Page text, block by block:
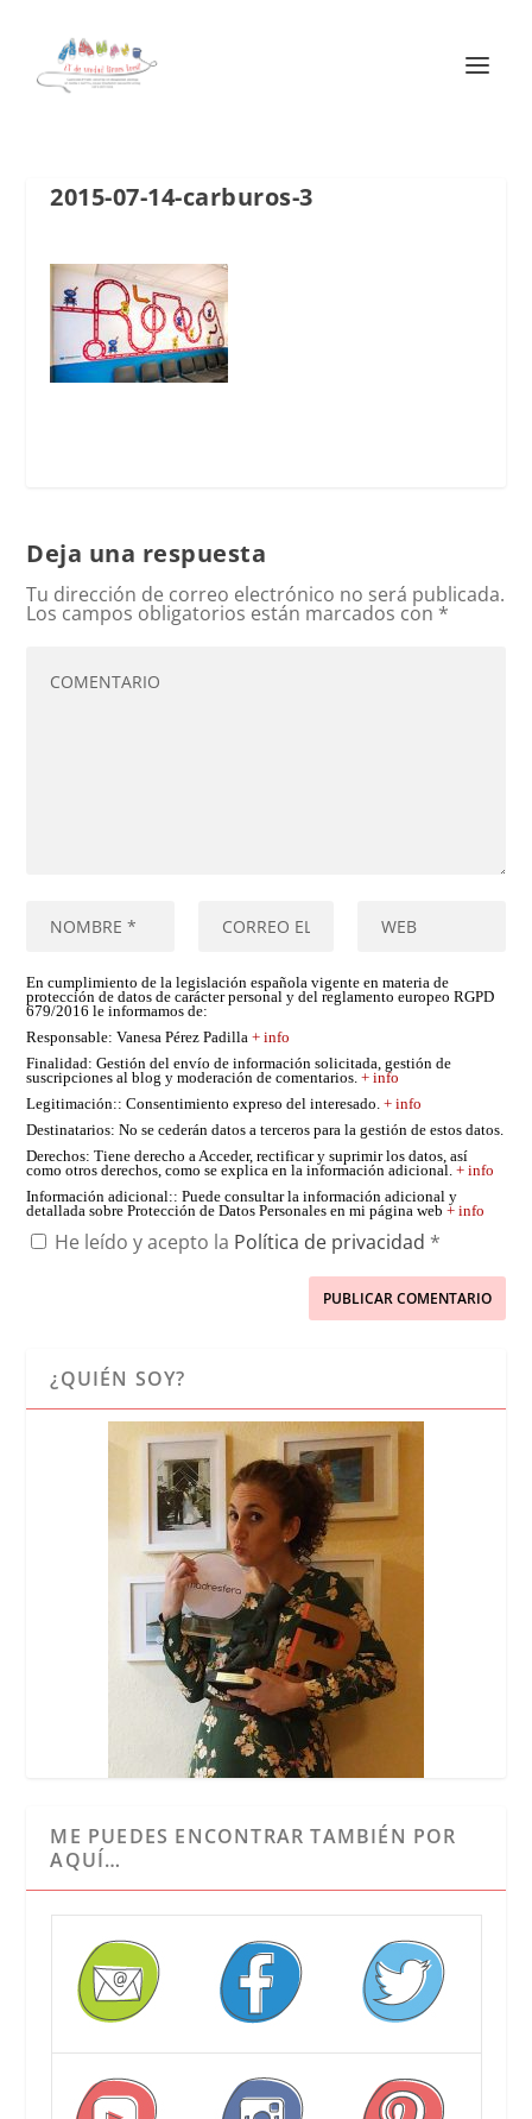
2015-07-14-carburos-3
Deja una respuesta
Tu dirección de correo electrónico no será publicada.
Los campos obligatorios están marcados con *
En cumplimiento de la legislación española vigente en materia de
protección de datos de carácter personal y del reglamento europeo RGPD
679/2016 le informamos de:
Responsable: Vanesa Pérez Padilla+ info
Finalidad: Gestión del envío de información solicitada, gestión de
suscripciones al blog y moderación de comentarios.+ info
Legitimación:: Consentimiento expreso del interesado.+ info
Destinatarios: No se cederán datos a terceros para la gestión de estos datos.
Derechos: Tiene derecho a Acceder, rectificar y suprimir los datos, así
como otros derechos, como se explica en la información adicional.+ info
Información adicional:: Puede consultar la información adicional y
detallada sobre Protección de Datos Personales en mi página web+ info
He leído y acepto la Política de privacidad *
¿QUIÉN SOY?
ME PUEDES ENCONTRAR TAMBIÉN POR
AQUÍ…